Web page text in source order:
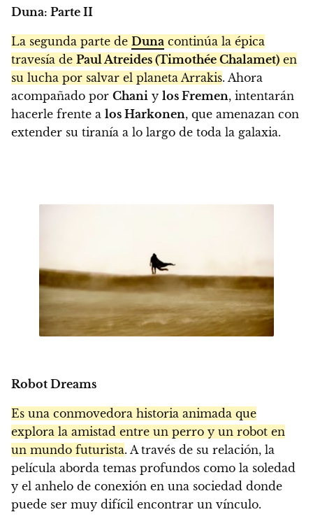
Duna: Parte II
La segunda parte de Duna continúa la épica
travesía de Paul Atreides (Timothée Chalamet) en
su lucha por salvar el planeta Arrakis. Ahora
acompañado por Chani y los Fremen, intentarán
hacerle frente a los Harkonen, que amenazan con
extender su tiranía a lo largo de toda la galaxia.
Robot Dreams
Es una conmovedora historia animada que
explora la amistad entre un perro y un robot en
un mundo futurista. A través de su relación, la
película aborda temas profundos como la soledad
y el anhelo de conexión en una sociedad donde
puede ser muy difícil encontrar un vínculo.